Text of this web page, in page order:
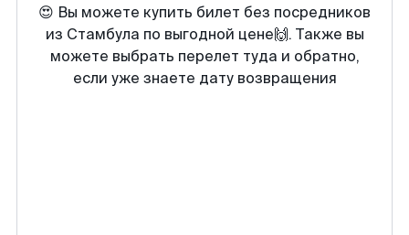
😍 Вы можете купить билет без посредников
из Стамбула по выгодной цене🙌. Также вы
можете выбрать перелет туда и обратно,
если уже знаете дату возвращения